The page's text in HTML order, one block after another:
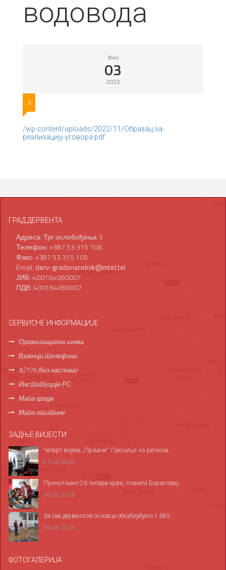
водовода
Nov
03
2022
9
/wp-content/uploads/2022/11/Образац-за-
реализацију-уговора.pdf
ГРАД ДЕРВЕНТА
Адреса: Трг ослобођења 3
Телефон: +387 53 315 106
Факс: +387 53 315 105
Email: derv-gradonacelnik@mtel.tel
ЈИБ: 400164060007
ПДВ: 400164060007
СЕРВИСНЕ ИНФОРМАЦИЈЕ
Организациона шема
Важнији телефони
#2176 (без наслова)
Институције РС
Мапа града
Мапа општине
ЗАДЊЕ ВИЈЕСТИ
Четврт вијека „Прљаче“: Пјесници из региона...
07.08.2026
Прикупљено 26 литара крви, плакета Бориславу...
06.08.2026
За све дервентске основце обезбијеђено 1.685...
06.08.2026
ФОТОГАЛЕРИЈА